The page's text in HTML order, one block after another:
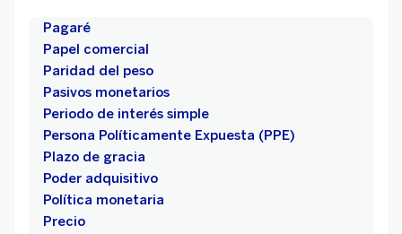
Pagaré
Papel comercial
Paridad del peso
Pasivos monetarios
Periodo de interés simple
Persona Políticamente Expuesta (PPE)
Plazo de gracia
Poder adquisitivo
Política monetaria
Precio